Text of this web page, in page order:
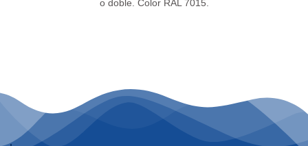
o doble. Color RAL 7015.